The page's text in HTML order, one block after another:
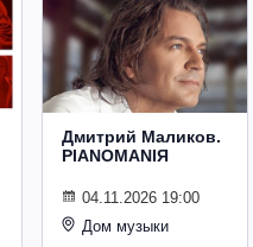
Дмитрий Маликов.
PIANOMANIЯ
04.11.2026 19:00
Дом музыки